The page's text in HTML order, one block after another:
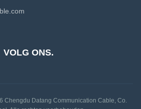
VOLG ONS.
Chengdu Datang Communication Cable, Co.